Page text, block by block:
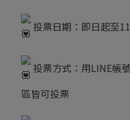
投票日期：即日起至
投票方式：用LINE帳
區皆可投票